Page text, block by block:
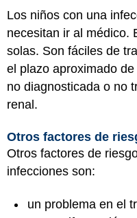
Los niños con una
necesitan ir al médico.
solas. Son fáciles de
el plazo aproximado
no diagnosticada o no
renal.
Otros factores de
Otros factores de
infecciones son:
un problema en el